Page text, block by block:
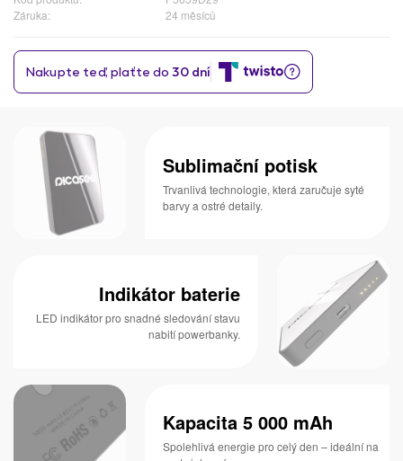
Záruka:
24 měsíců
Sublimační potisk
Trvanlivá technologie, která zaručuje syté
barvy a ostré detaily.
Indikátor baterie
LED indikátor pro snadné sledování stavu
nabití powerbanky.
Kapacita 5 000 mAh
Spolehlivá energie pro celý den – ideální na